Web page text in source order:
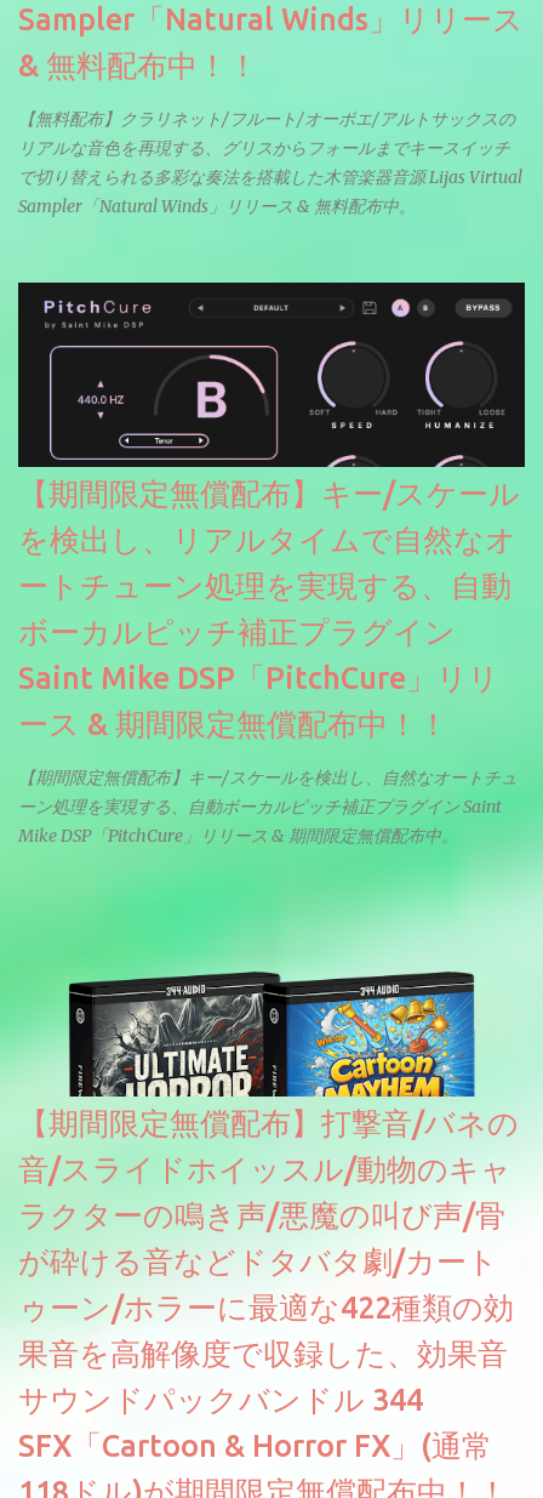
Sampler「Natural Winds」リリース
& 無料配布中！！
【無料配布】クラリネット/フルート/オーボエ/アルトサックスの
リアルな音色を再現する、グリスからフォールまでキースイッチ
で切り替えられる多彩な奏法を搭載した木管楽器音源 Lijas Virtual
Sampler「Natural Winds」リリース & 無料配布中。
【期間限定無償配布】キー/スケール
を検出し、リアルタイムで自然なオ
ートチューン処理を実現する、自動
ボーカルピッチ補正プラグイン
Saint Mike DSP「PitchCure」リリ
ース & 期間限定無償配布中！！
【期間限定無償配布】キー/スケールを検出し、自然なオートチュ
ーン処理を実現する、自動ボーカルピッチ補正プラグイン Saint
Mike DSP「PitchCure」リリース & 期間限定無償配布中。
【期間限定無償配布】打撃音/バネの
音/スライドホイッスル/動物のキャ
ラクターの鳴き声/悪魔の叫び声/骨
が砕ける音などドタバタ劇/カート
ゥーン/ホラーに最適な422種類の効
果音を高解像度で収録した、効果音
サウンドパックバンドル 344
SFX「Cartoon & Horror FX」(通常